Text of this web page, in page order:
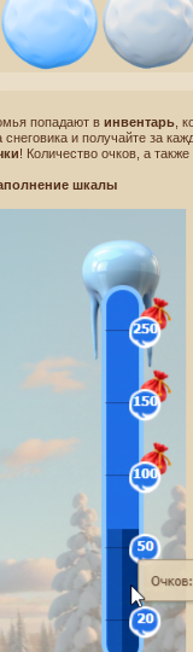
попадают в инвентарь ,
снеговика и получайте за
! Количество очков, а
шкалы